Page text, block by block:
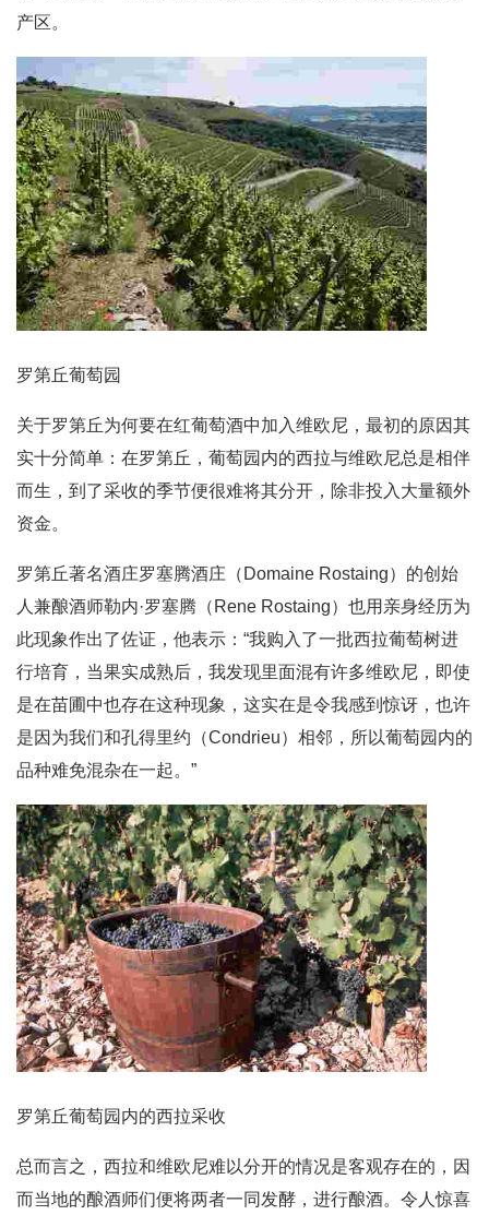
产区。
罗第丘葡萄园
关于罗第丘为何要在红葡萄酒中加入维欧尼，最初的原因其
实十分简单：在罗第丘，葡萄园内的西拉与维欧尼总是相伴
而生，到了采收的季节便很难将其分开，除非投入大量额外
资金。
罗第丘著名酒庄罗塞腾酒庄（Domaine Rostaing）的创始
人兼酿酒师勒内·罗塞腾（Rene Rostaing）也用亲身经历为
此现象作出了佐证，他表示：“我购入了一批西拉葡萄树进
行培育，当果实成熟后，我发现里面混有许多维欧尼，即使
是在苗圃中也存在这种现象，这实在是令我感到惊讶，也许
是因为我们和孔得里约（Condrieu）相邻，所以葡萄园内的
品种难免混杂在一起。”
罗第丘葡萄园内的西拉采收
总而言之，西拉和维欧尼难以分开的情况是客观存在的，因
而当地的酿酒师们便将两者一同发酵，进行酿酒。令人惊喜